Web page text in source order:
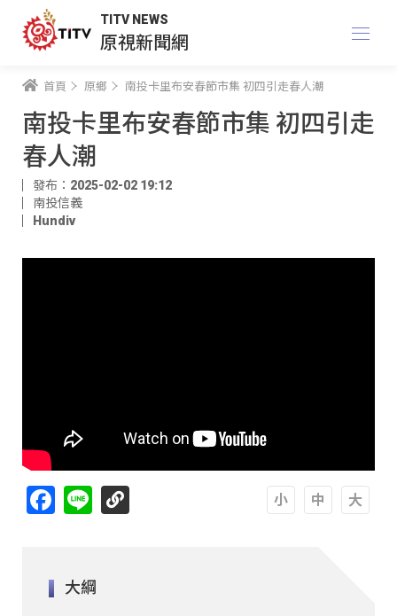
TITV NEWS
原視新聞網
首頁 原鄉 南投卡里布安春節市集 初四引走春人潮
南投卡里布安春節市集 初四引走
春人潮
發布：2025-02-02 19:12
南投信義
Hundiv
Facebook
Line
大綱